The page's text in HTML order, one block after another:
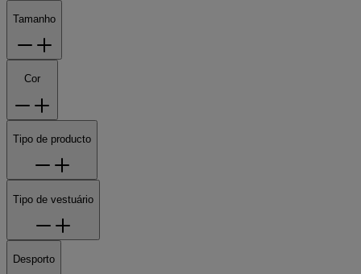
Tamanho
Cor
Tipo de producto
Tipo de vestuário
Desporto